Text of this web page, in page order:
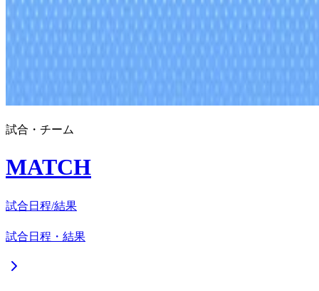
試合・チーム
MATCH
試合日程/結果
試合日程・結果